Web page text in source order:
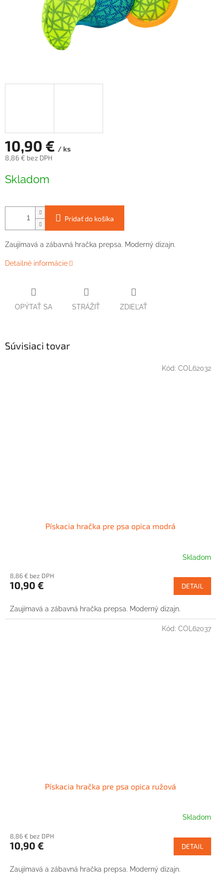
10,90 € / ks
8,86 € bez DPH
cena:
Skladom
Pridať do košíka
Zaujímavá a zábavná hračka prepsa. Moderný dizajn.
Detailné informácie
OPÝTAŤ SA STRÁŽIŤ ZDIEĽAŤ
Súvisiaci tovar
Pískacia hračka pre psa opica modrá
Skladom
8,86 € bez DPH
10,90 € DETAIL
Zaujímavá a zábavná hračka prepsa. Moderný dizajn.
Kód: COL62032
Pískacia hračka pre psa opica ružová
Skladom
8,86 € bez DPH
10,90 € DETAIL
Zaujímavá a zábavná hračka prepsa. Moderný dizajn.
Kód: COL62037